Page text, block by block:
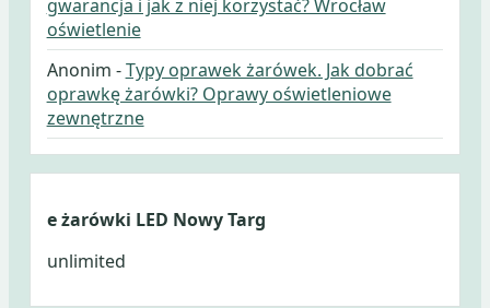
gwarancja i jak z niej korzystać? Wrocław
oświetlenie
Anonim -Typy oprawek żarówek. Jak dobrać
oprawkę żarówki? Oprawy oświetleniowe
zewnętrzne
e żarówki LED Nowy Targ
unlimited